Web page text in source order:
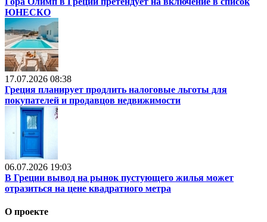
ЮНЕСКО
17.07.2026 08:38
Греция планирует продлить налоговые льготы для
покупателей и продавцов недвижимости
06.07.2026 19:03
В Греции вывод на рынок пустующего жилья может
отразиться на цене квадратного метра
О проекте